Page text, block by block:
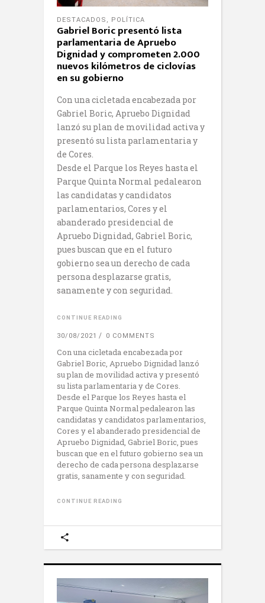
DESTACADOS , POLÍTICA
Gabriel Boric presentó lista
parlamentaria de Apruebo
Dignidad y comprometen 2.000
nuevos kilómetros de ciclovías
en su gobierno
Con una cicletada encabezada por
Gabriel Boric, Apruebo Dignidad
lanzó su plan de movilidad activa y
presentó su lista parlamentaria y
de Cores.
Desde el Parque los Reyes hasta el
Parque Quinta Normal pedalearon
las candidatas y candidatos
parlamentarios, Cores y el
abanderado presidencial de
Apruebo Dignidad, Gabriel Boric,
pues buscan que en el futuro
gobierno sea un derecho de cada
persona desplazarse gratis,
sanamente y con seguridad.
CONTINUE READING
30/08/2021 0 COMMENTS
Con una cicletada encabezada por
Gabriel Boric, Apruebo Dignidad lanzó
su plan de movilidad activa y presentó
su lista parlamentaria y de Cores.
Desde el Parque los Reyes hasta el
Parque Quinta Normal pedalearon las
candidatas y candidatos parlamentarios,
Cores y el abanderado presidencial de
Apruebo Dignidad, Gabriel Boric, pues
buscan que en el futuro gobierno sea un
derecho de cada persona desplazarse
gratis, sanamente y con seguridad.
CONTINUE READING